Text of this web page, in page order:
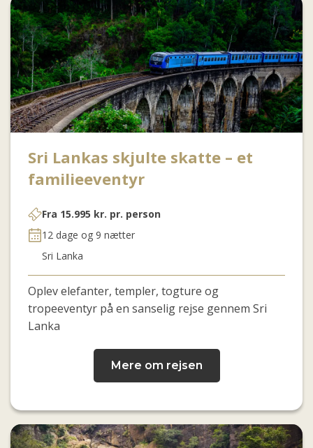
Sri Lankas skjulte skatte – et
familieeventyr
Fra 15.995 kr. pr. person
12 dage og 9 nætter
Sri Lanka
Oplev elefanter, templer, togture og
tropeeventyr på en sanselig rejse gennem Sri
Lanka
Mere om rejsen